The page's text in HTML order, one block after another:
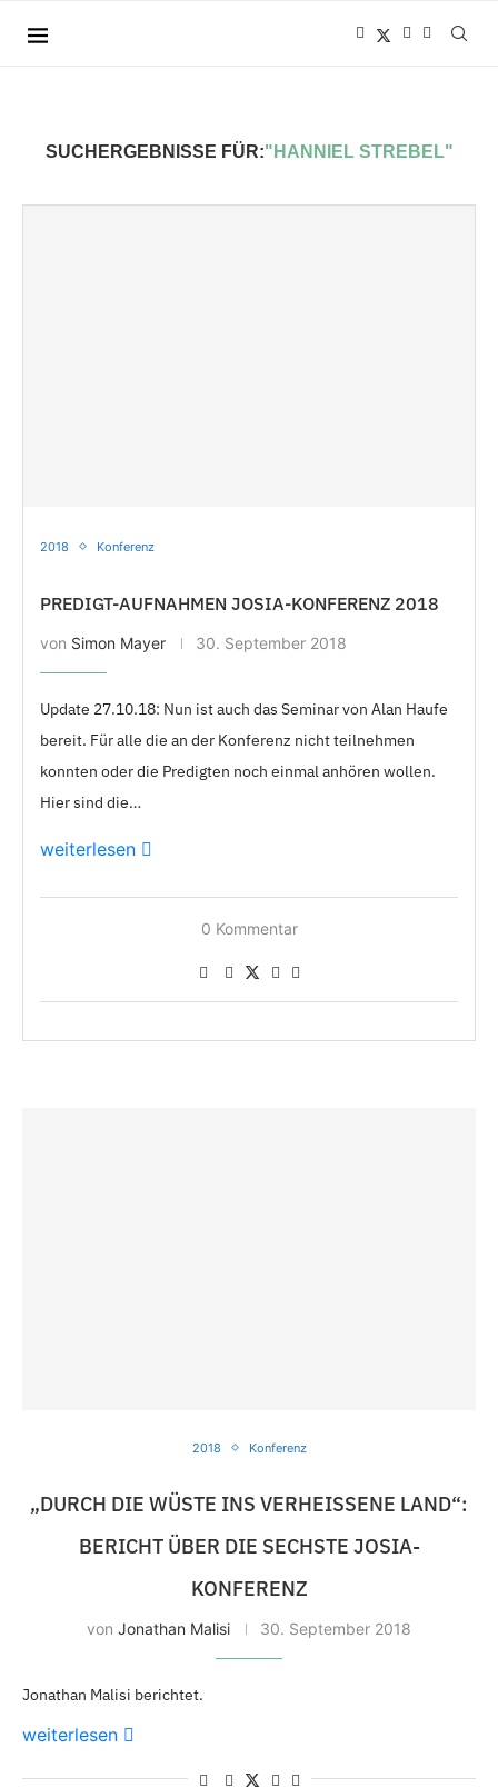
SUCHERGEBNISSE FÜR:"HANNIEL STREBEL"
2018 Konferenz
PREDIGT-AUFNAHMEN JOSIA-KONFERENZ 2018
von Simon Mayer 30. September 2018
Update 27.10.18: Nun ist auch das Seminar von Alan Haufe
bereit. Für alle die an der Konferenz nicht teilnehmen
konnten oder die Predigten noch einmal anhören wollen.
Hier sind die…
weiterlesen
0 Kommentar
2018 Konferenz
„DURCH DIE WÜSTE INS VERHEISSENE LAND“: B
ERICHT ÜBER DIE SECHSTE JOSIA-K
ONFERENZ
von Jonathan Malisi 30. September 2018
Jonathan Malisi berichtet.
weiterlesen